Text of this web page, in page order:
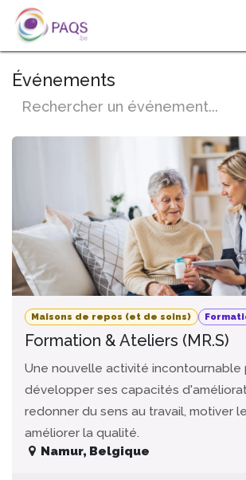
SE RENDRE AU CONTENU
Événements
Maisons de repos (et de soins)
Formation & Ateliers (MR.S)
Une nouvelle activité incontournable
développer ses capacités
redonner du sens au travail, motiver
améliorer la qualité.
Namur, Belgique